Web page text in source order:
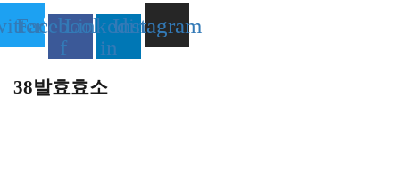
Facebook-
f
Linkedin-
in
Instagram
38발효효소